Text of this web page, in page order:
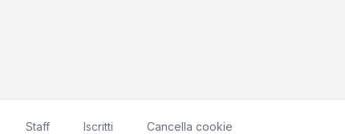
Staff Iscritti Cancella cookie